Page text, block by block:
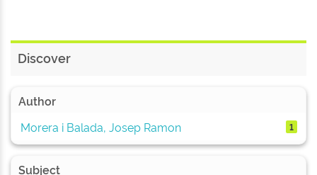
Discover
Author
Morera i Balada, Josep Ramon
1
Subject